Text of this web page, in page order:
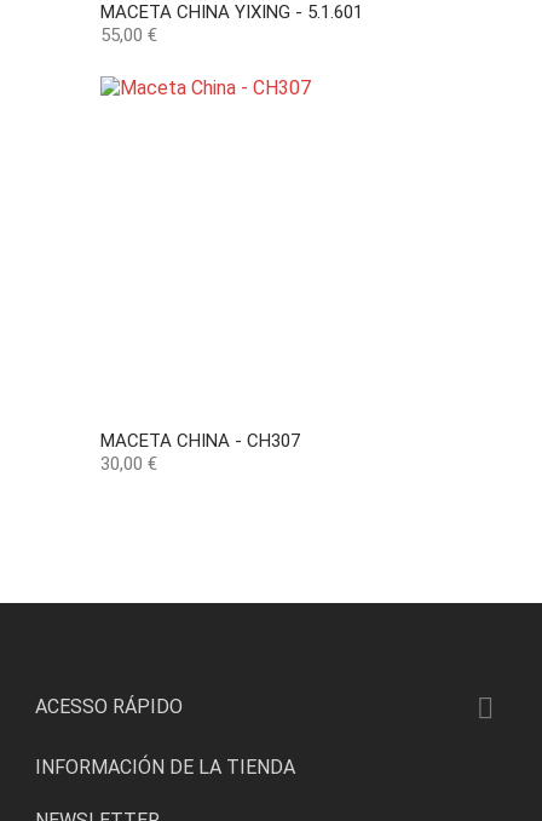
MACETA CHINA YIXING - 5.1.601
Precio
55,00 €
MACETA CHINA - CH307
Precio
30,00 €
ACESSO RÁPIDO 
INFORMACIÓN DE LA TIENDA